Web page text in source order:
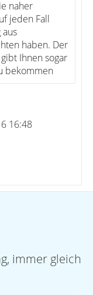
naher
jeden Fall
haben. Der
Ihnen sogar
bekommen
16:48
immer gleich